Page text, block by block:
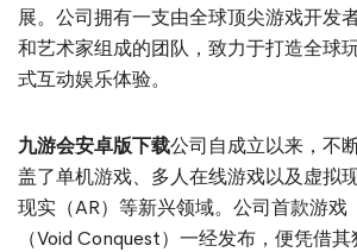
展。公司拥有一支由全球顶尖游戏开发
和艺术家组成的团队，致力于打造全球
式互动娱乐体验。
九游会安卓版下载公司自成立以来，不
盖了单机游戏、多人在线游戏以及虚拟
现实（AR）等新兴领域。公司首款游戏
（Void Conquest）一经发布，便凭借